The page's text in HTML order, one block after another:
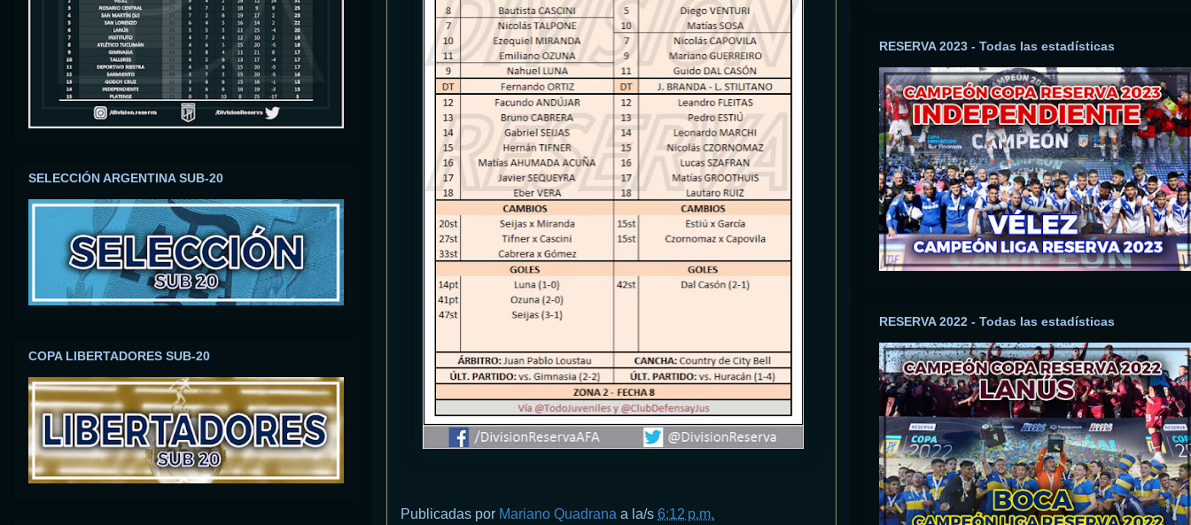
Publicadas por Mariano Quadrana a la/s 6:12 p.m.
SELECCIÓN ARGENTINA SUB-20
COPA LIBERTADORES SUB-20
RESERVA 2023 - Todas las estadísticas
RESERVA 2022 - Todas las estadísticas